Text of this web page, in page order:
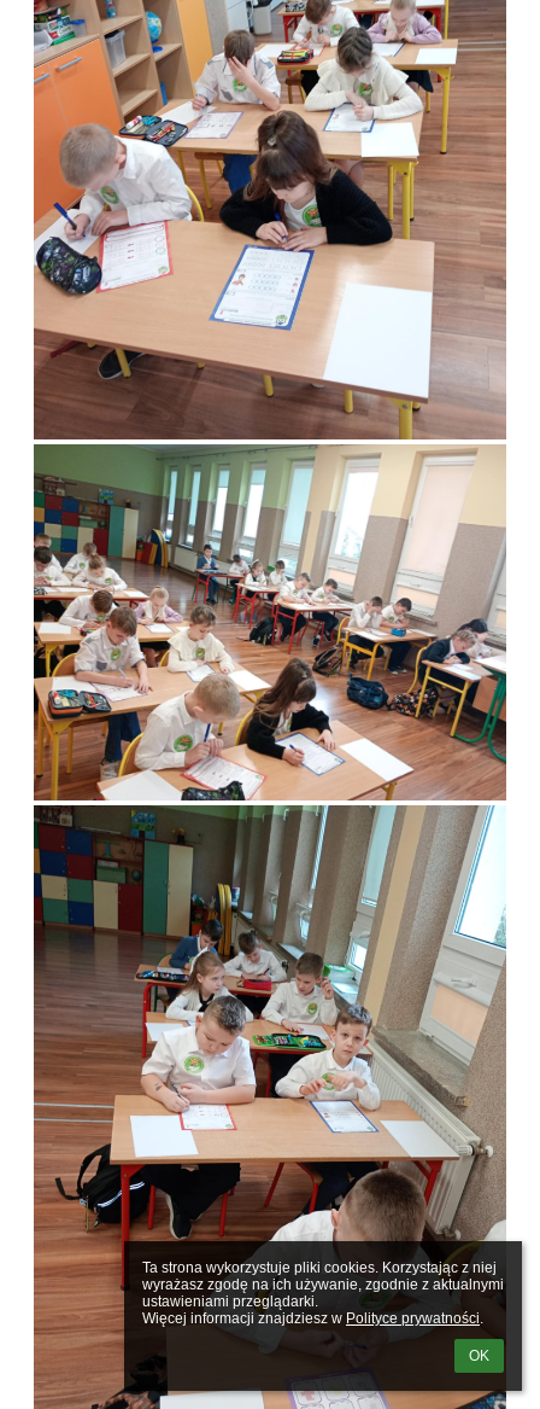
Ta strona wykorzystuje pliki cookies. Korzystając z niej
wyrażasz zgodę na ich używanie, zgodnie z aktualnymi
ustawieniami przeglądarki.
Więcej informacji znajdziesz w Polityce prywatności.
OK